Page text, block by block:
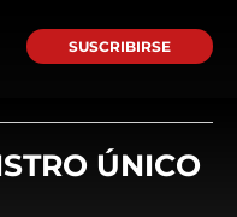
SUSCRIBIRSE
ÚNICO